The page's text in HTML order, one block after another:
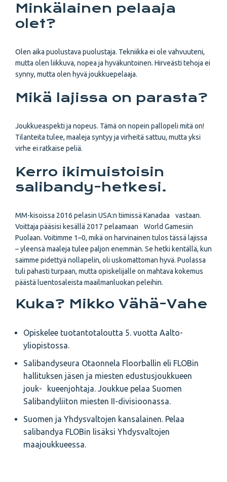
Minkälainen pelaaja
olet?
Olen aika puolustava puolustaja. Tekniikka ei ole vahvuuteni,
mutta olen liikkuva, nopea ja hyväkuntoinen. Hirveästi tehoja ei
synny, mutta olen hyvä joukkuepelaaja.
Mikä lajissa on parasta?
Joukkueaspekti ja nopeus. Tämä on nopein pallopeli mitä on!
Tilanteita tulee, maaleja syntyy ja virheitä sattuu, mutta yksi
virhe ei ratkaise peliä.
Kerro ikimuistoisin
salibandy-hetkesi.
MM-kisoissa 2016 pelasin USA:n tiimissä Kanadaa vastaan.
Voittaja pääsisi kesällä 2017 pelaamaan World Gamesiin
Puolaan. Voitimme 1–0, mikä on harvinainen tulos tässä lajissa
– yleensä maaleja tulee paljon enemmän. Se hetki kentällä, kun
saimme pidettyä nolla­pelin, oli uskomattoman hyvä. Puolassa
tuli pahasti turpaan, mutta opiskelijalle on mahtava kokemus
päästä luentosaleista maailmanluokan peleihin.
Kuka? Mikko Vähä-Vahe
Opiskelee tuotantotaloutta 5. vuotta Aalto-
yliopistossa.
Salibandyseura Otaonnela Floorballin eli FLOBin
hallituksen jäsen ja miesten edustusjoukkueen
jouk- kueenjohtaja. Joukkue pelaa Suomen
Salibandyliiton miesten II-divisioonassa.
Suomen ja Yhdysvaltojen kansalainen. Pelaa
salibandya FLOBin lisäksi Yhdysvaltojen
maajoukkueessa.